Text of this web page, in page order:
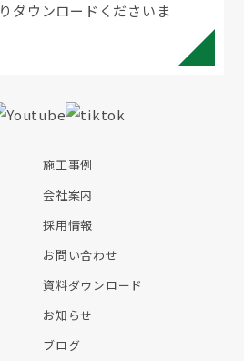
ダウンロードくださいま
施工事例
会社案内
採用情報
お問い合わせ
資料ダウンロード
お知らせ
ブログ